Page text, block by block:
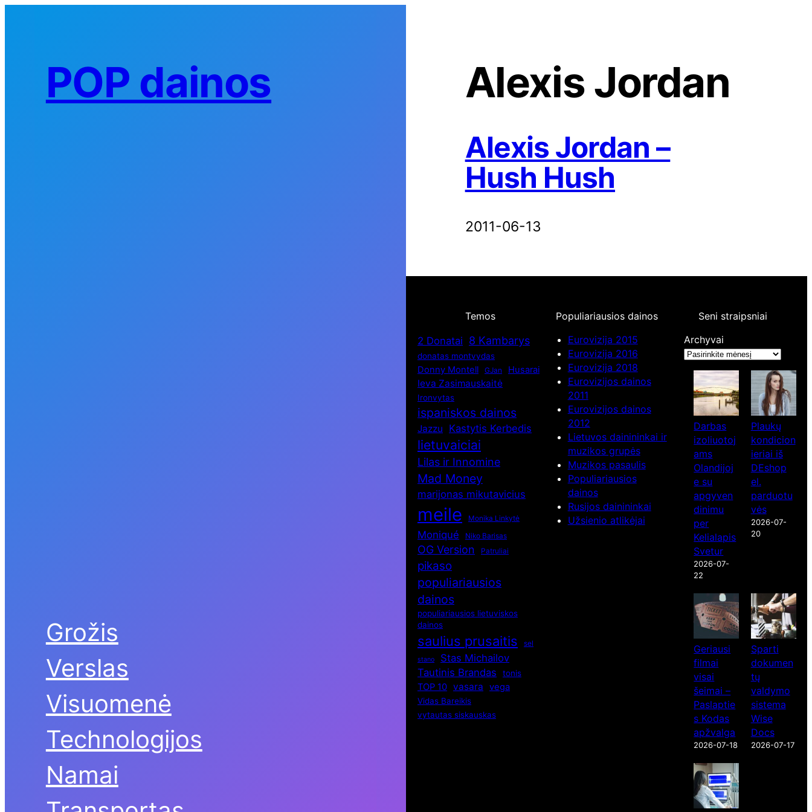
POP dainos
Grožis
Verslas
Visuomenė
Technologijos
Namai
Alexis Jordan
Alexis Jordan –
Hush Hush
2011-06-13
Temos
2 Donatai 8 Kambarys
donatas montvydas
Donny Montell GJan Husarai
Ieva Zasimauskaitė
Ironvytas
ispaniskos dainos
Jazzu Kastytis Kerbedis
lietuvaiciai
Lilas ir Innomine
Mad Money
marijonas mikutavicius
meile Monika Linkytė
Moniqué Niko Barisas
OG Version Patruliai
pikaso
populiariausios
dainos
populiariausios lietuviskos
dainos
saulius prusaitis sel
stano
Stas Michailov
Tautinis Brandas
tonis
TOP 10 vasara vega
Vidas Bareikis
vytautas siskauskas
Populiariausios dainos
Eurovizija 2015
Eurovizija 2016
Eurovizija 2018
Eurovizijos dainos
2011
Eurovizijos dainos
2012
Lietuvos dainininkai ir
muzikos grupės
Muzikos pasaulis
Populiariausios
dainos
Rusijos dainininkai
Užsienio atlikėjai
Seni straipsniai
Archyvai
Darbas
izoliuotoj
ams
Olandijoj
e su
apgyven
dinimu
per
Kelialapis
Svetur
2026-07-
22
Plaukų
kondicion
ieriai iš
DEshop
el.
parduotu
vės
2026-07-
20
Geriausi
filmai
visai
šeimai –
Paslaptie
s Kodas
apžvalga
2026-07-18
Sparti
dokumen
tų
valdymo
sistema
Wise
Docs
2026-07-17